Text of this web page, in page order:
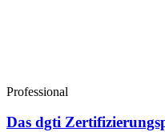
Professional
Das dgti